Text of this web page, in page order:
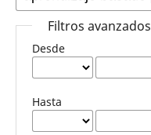
Filtros avanzados
Desde
Hasta